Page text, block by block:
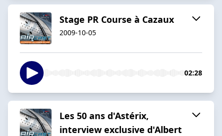
Stage PR Course à Cazaux
2009-10-05
02:28
Les 50 ans d'Astérix,
interview exclusive d'Albert